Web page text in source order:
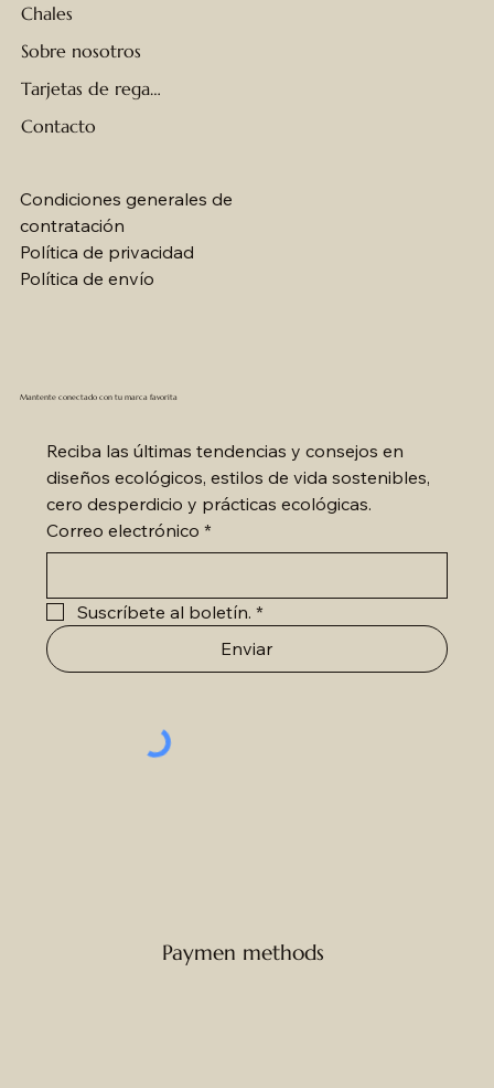
Chales
Sobre nosotros
Tarjetas de regalo
Contacto
Condiciones generales de
contratación
Política de privacidad
Política de envío
Mantente conectado con tu marca favorita
Reciba las últimas tendencias y consejos en
diseños ecológicos, estilos de vida sostenibles,
cero desperdicio y prácticas ecológicas.
Correo electrónico *
Suscríbete al boletín. *
Enviar
Paymen methods